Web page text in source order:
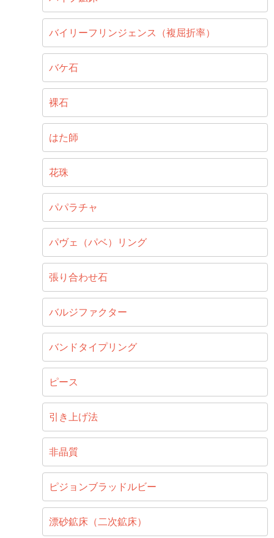
バイリーフリンジェンス（複屈折率）
バケ石
裸石
はた師
花珠
パパラチャ
パヴェ（パベ）リング
張り合わせ石
バルジファクター
バンドタイプリング
ピース
引き上げ法
非晶質
ピジョンブラッドルビー
漂砂鉱床（二次鉱床）